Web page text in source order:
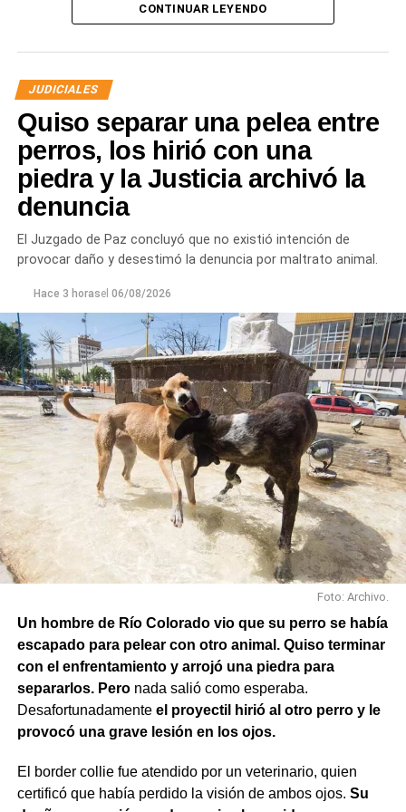
Desde Defensa Civil y Desarrollo Social se brindó
Noroeste, Quinta 25, Carlos Soria y Chacramonte,
donde se entregaron nylon, frazadas, colchones, leña
y alimentos.
En paralelo, las cuadrillas municipales realizaron la
limpieza de alcantarillas y sumideros en distintos
sectores de la ciudad, entre ellos Jujuy y Güemes;
Güemes entre Dr. Maradona y República del Líbano;
Carlos Gardel y Rochdale; Rochdale y Australia;
Rochdale y Jujuy; Yrigoyen y Mendoza; Yrigoyen y
Avenida Roca; y Chula Vista, casi San Juan.
También se efectuaron trabajos en Los Fresnos y Vintter;
Avenida Viterbori y Lago Mascardi; Avenida Roca y
CONTINUAR LEYENDO
JUDICIALES
Quiso separar una pelea entre
perros, los hirió con una
piedra y la Justicia archivó la
denuncia
El Juzgado de Paz concluyó que no existió intención de
provocar daño y desestimó la denuncia por maltrato animal.
Hace 3 horasel 06/08/2026
Foto: Archivo.
Un hombre de Río Colorado vio que su perro se había
escapado para pelear con otro animal. Quiso terminar
con el enfrentamiento y arrojó una piedra para
separarlos. Peronada salió como esperaba.
Desafortunadamente el proyectil hirió al otro perro y le
provocó una grave lesión en los ojos.
El border collie fue atendido por un veterinario, quien
certificó que había perdido la visión de ambos ojos. Su